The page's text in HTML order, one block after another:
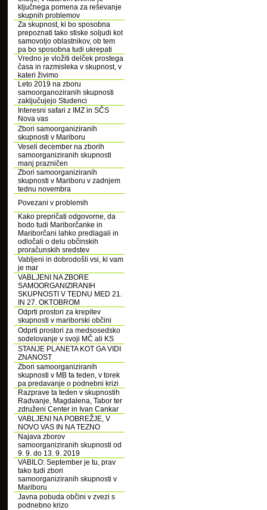
ključnega pomena za reševanje
skupnih problemov
Za skupnost, ki bo sposobna
prepoznati tako stiske soljudi kot
samovoljo oblastnikov, ob tem
pa bo sposobna tudi ukrepati
Vredno je vložiti delček prostega
časa in razmisleka v skupnost, v
kateri živimo
Leto 2019 na zboru
samoorganoziranih skupnosti
zaključujejo Studenci
Interesni safari z IMZ in SČS
Nova vas
Zbori samoorganiziranih
skupnosti v Mariboru
Veseli december na zborih
samoorganiziranih skupnosti
manj prazničen
Zbori samoorganiziranih
skupnosti v Mariboru v zadnjem
tednu novembra
Povezani v problemih
Kako prepričati odgovorne, da
bodo tudi Mariborčanke in
Mariborčani lahko predlagali in
odločali o delu občinskih
proračunskih sredstev
Vabljeni in dobrodošli vsi, ki vam
je mar
VABLJENI NA ZBORE
SAMOORGANIZIRANIH
SKUPNOSTI V TEDNU MED 21.
IN 27. OKTOBROM
Odprti prostori za krepitev
skupnosti v mariborski občini
Odprti prostori za medsosedsko
sodelovanje v svoji MČ ali KS
STANJE PLANETA KOT GA VIDI
ZNANOST
Zbori samoorganiziranih
skupnosti v MB ta teden, v torek
pa predavanje o podnebni krizi
Razprave ta teden v skupnostih
Radvanje, Magdalena, Tabor ter
združeni Center in Ivan Cankar
VABLJENI NA POBREŽJE, V
NOVO VAS IN NA TEZNO
Najava zborov
samoorganiziranih skupnosti od
9. 9. do 13. 9. 2019
VABILO: September je tu, prav
tako tudi zbori
samoorganiziranih skupnosti v
Mariboru
Javna pobuda občini v zvezi s
podnebno krizo